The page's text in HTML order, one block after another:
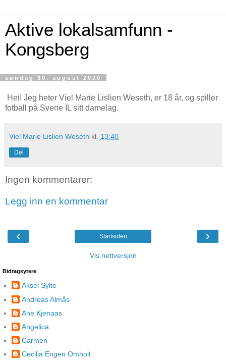
Aktive lokalsamfunn -
Kongsberg
søndag 30. august 2020
Hei! Jeg heter Viel Marie Lislien Weseth, er 18 år, og spiller
fotball på Svene IL sitt damelag.
Viel Marie Lislien Weseth kl. 13:40
Del
Ingen kommentarer:
Legg inn en kommentar
‹ ›
Startsiden
Vis nettversjon
Bidragsytere
Aksel Sylte
Andreas Almås
Ane Kjenaas
Angelica
Carmen
Cecilia Engen Omholt